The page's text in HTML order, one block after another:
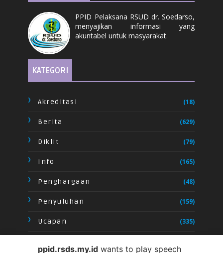
PPID Pelaksana RSUD dr. Soedarso,
menyajikan informasi yang
akuntabel untuk masyarakat.
KATEGORI
Akreditasi (18)
Berita (629)
Diklit (79)
Info (165)
Penghargaan (48)
Penyuluhan (159)
Ucapan (335)
ppid.rsds.my.id wants to play speech